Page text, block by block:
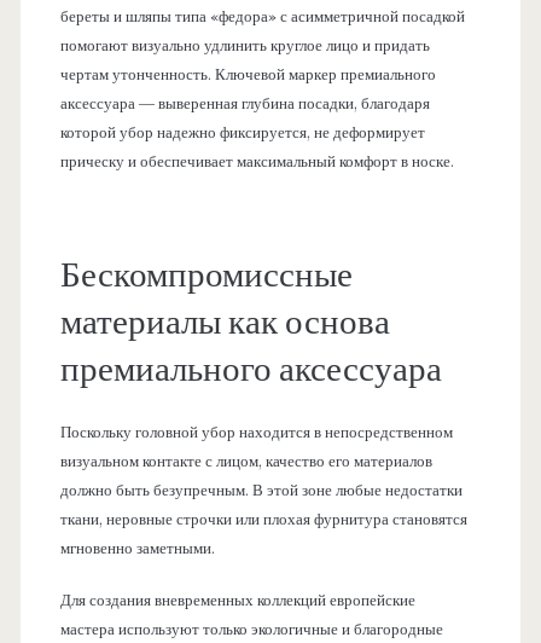
береты и шляпы типа «федора» с асимметричной посадкой
помогают визуально удлинить круглое лицо и придать
чертам утонченность. Ключевой маркер премиального
аксессуара — выверенная глубина посадки, благодаря
которой убор надежно фиксируется, не деформирует
прическу и обеспечивает максимальный комфорт в носке.
Бескомпромиссные
материалы как основа
премиального аксессуара
Поскольку головной убор находится в непосредственном
визуальном контакте с лицом, качество его материалов
должно быть безупречным. В этой зоне любые недостатки
ткани, неровные строчки или плохая фурнитура становятся
мгновенно заметными.
Для создания вневременных коллекций европейские
мастера используют только экологичные и благородные